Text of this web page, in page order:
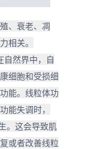
、衰老、凋
相关。
然界中，自
细胞和受损细
能。线粒体功
能失调时，
。这会导致肌
或者改善线粒